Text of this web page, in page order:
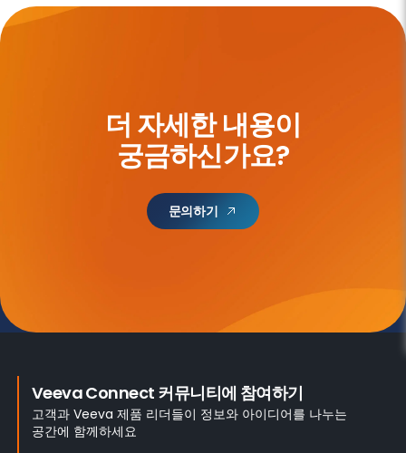
더 자세한 내용이
궁금하신가요?
문의하기
Veeva Connect 커뮤니티에 참여하기
고객과 Veeva 제품 리더들이 정보와 아이디어를 나누는
공간에 함께하세요